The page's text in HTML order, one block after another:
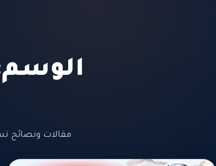
مقالات ونصائح